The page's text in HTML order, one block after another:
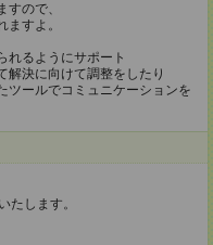
ので、
すよ。
れるようにサポート
解決に向けて調整をしたり
ールでコミュニケーションを
たします。